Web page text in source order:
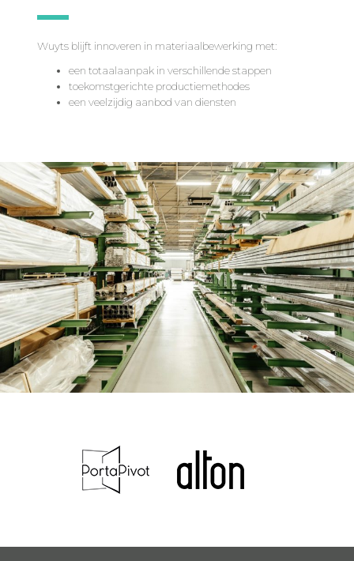
Wuyts blijft innoveren in materiaalbewerking met:
een totaalaanpak in verschillende stappen
toekomstgerichte productiemethodes
een veelzijdig aanbod van diensten